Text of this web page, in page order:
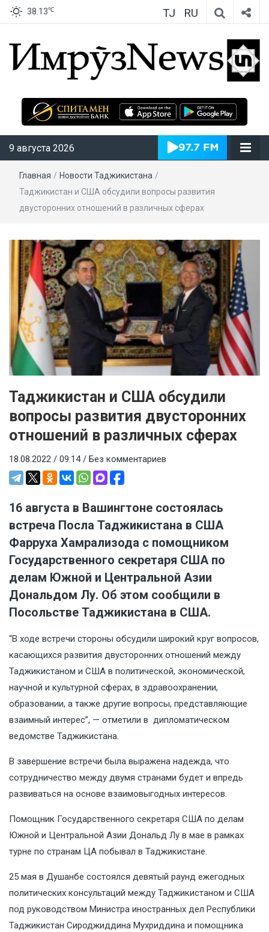
38.13℃ TJ RU
ИмрӯзNews
9 августа 2026
Главная / Новости Таджикистана /
Таджикистан и США обсудили вопросы развития
двусторонних отношений в различных сферах
Таджикистан и США обсудили
вопросы развития двусторонних
отношений в различных сферах
18.08.2022 / 09:14 / Без комментариев
16 августа в Вашингтоне состоялась
встреча Посла Таджикистана в США
Фарруха Хамрализода с помощником
Государственного секретаря США по
делам Южной и Центральной Азии
Дональдом Лу. Об этом сообщили в
Посольстве Таджикистана в США.
“В ходе встречи стороны обсудили широкий круг вопросов,
касающихся развития двусторонних отношений между
Таджикистаном и США в политической, экономической,
научной и культурной сферах, в здравоохранении,
образовании, а также другие вопросы, представляющие
взаимный интерес”, — отметили в дипломатическом
ведомстве Таджикистана.
В завершение встречи была выражена надежда, что
сотрудничество между двумя странами будет и впредь
развиваться на основе взаимовыгодных интересов.
Помощник Государственного секретаря США по делам
Южной и Центральной Азии Дональд Лу в мае в рамках
турне по странам ЦА побывал в Таджикистане.
25 мая в Душанбе состоялся девятый раунд ежегодных
политических консультаций между Таджикистаном и США
под руководством Министра иностранных дел Республики
Таджикистан Сироджиддина Мухриддина и помощника